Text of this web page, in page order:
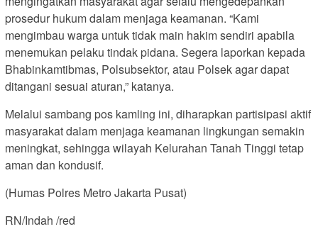
prosedur hukum dalam menjaga keamanan. “Kami
mengimbau warga untuk tidak main hakim sendiri apabila
menemukan pelaku tindak pidana. Segera laporkan kepada
Bhabinkamtibmas, Polsubsektor, atau Polsek agar dapat
ditangani sesuai aturan,” katanya.
Melalui sambang pos kamling ini, diharapkan partisipasi aktif
masyarakat dalam menjaga keamanan lingkungan semakin
meningkat, sehingga wilayah Kelurahan Tanah Tinggi tetap
aman dan kondusif.
(Humas Polres Metro Jakarta Pusat)
RN/Indah /red